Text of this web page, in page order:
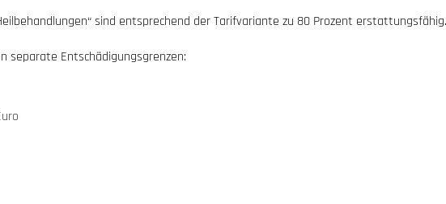
sind entsprechend der Tarifvariante zu 80 Prozent erstattungsfähig.
separate Entschädigungsgrenzen: